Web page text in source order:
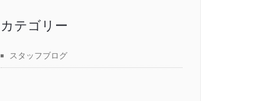
カテゴリー
スタッフブログ